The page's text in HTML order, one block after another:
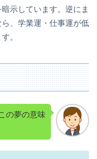
示しています。逆にま
、学業運・仕事運が低
。
の夢の意味